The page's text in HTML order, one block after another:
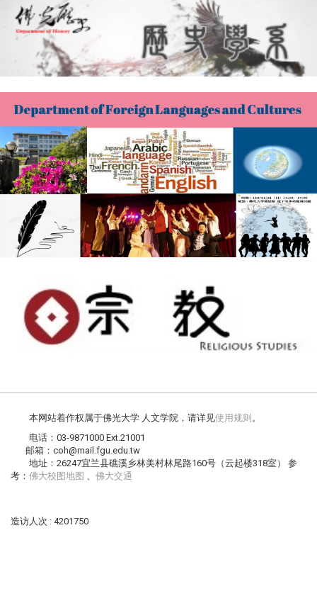
本网站着作权属于佛光大学 人文学院，请详见使用规则 。
电话：03-9871000 Ext.21001
邮箱：coh@mail.fgu.edu.tw
地址：26247宜兰县礁溪乡林美村林尾路160号（云起楼318室） 参
考： 佛大校图地图 、 佛大交通
造访人次 : 4201750